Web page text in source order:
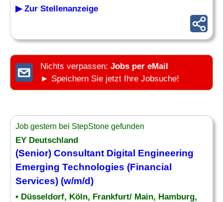
▶ Zur Stellenanzeige
Nichts verpassen: Jobs per eMail
► Speichern Sie jetzt Ihre Jobsuche!
Job gestern bei StepStone gefunden
EY Deutschland
(Senior) Consultant Digital Engineering
Emerging Technologies (Financial
Services) (w/m/d)
• Düsseldorf, Köln, Frankfurt/ Main, Hamburg,